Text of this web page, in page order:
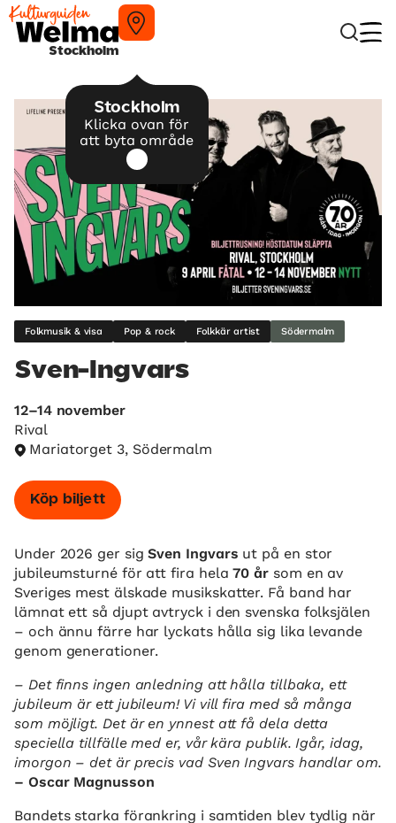
Stockholm
Stockholm
Klicka ovan för
att byta område
Folkmusik & visa Pop & rock Folkkär artist Södermalm
Sven-Ingvars
12–14 november
Rival
Mariatorget 3, Södermalm
Köp biljett
Under 2026 ger sigSven Ingvars ut på en stor
jubileumsturné för att fira hela70 årsom en av
Sveriges mest älskade musikskatter. Få band har
lämnat ett så djupt avtryck i den svenska folksjälen
– och ännu färre har lyckats hålla sig lika levande
genom generationer.
– Det finns ingen anledning att hålla tillbaka, ett
jubileum är ett jubileum! Vi vill fira med så många
som möjligt. Det är en ynnest att få dela detta
speciella tillfälle med er, vår kära publik. Igår, idag,
imorgon – det är precis vad Sven Ingvars handlar om.
– Oscar Magnusson
Bandets starka förankring i samtiden blev tydlig när